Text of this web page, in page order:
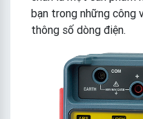
bạn trong những công
thông số dòng điện.